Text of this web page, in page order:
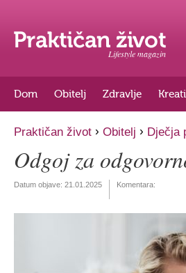
Lifestyle magazin
Dom Obitelj Zdravlje
Praktičan život › Obitelj › Dječja
Odgoj za
Datum objave: 21.01.2025 Komentara: